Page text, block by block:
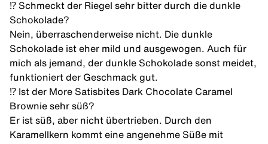
⁉️ Schmeckt der Riegel sehr bitter durch die dunkle
Schokolade?
Nein, überraschenderweise nicht. Die dunkle
Schokolade ist eher mild und ausgewogen. Auch für
mich als jemand, der dunkle Schokolade sonst meidet,
funktioniert der Geschmack gut.
⁉️ Ist der More Satisbites Dark Chocolate Caramel
Brownie sehr süß?
Er ist süß, aber nicht übertrieben. Durch den
Karamellkern kommt eine angenehme Süße mit